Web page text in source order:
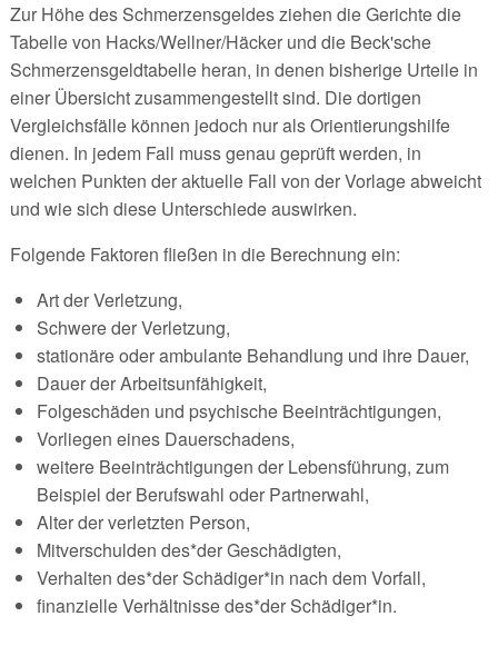
Zur Höhe des Schmerzensgeldes ziehen die Gerichte die
Tabelle von Hacks/Wellner/Häcker und die Beck'sche
Schmerzensgeldtabelle heran, in denen bisherige Urteile in
einer Übersicht zusammengestellt sind. Die dortigen
Vergleichsfälle können jedoch nur als Orientierungshilfe
dienen. In jedem Fall muss genau geprüft werden, in
welchen Punkten der aktuelle Fall von der Vorlage abweicht
und wie sich diese Unterschiede auswirken.
Folgende Faktoren fließen in die Berechnung ein:
Art der Verletzung,
Schwere der Verletzung,
stationäre oder ambulante Behandlung und ihre Dauer,
Dauer der Arbeitsunfähigkeit,
Folgeschäden und psychische Beeinträchtigungen,
Vorliegen eines Dauerschadens,
weitere Beeinträchtigungen der Lebensführung, zum
Beispiel der Berufswahl oder Partnerwahl,
Alter der verletzten Person,
Mitverschulden des*der Geschädigten,
Verhalten des*der Schädiger*in nach dem Vorfall,
finanzielle Verhältnisse des*der Schädiger*in.